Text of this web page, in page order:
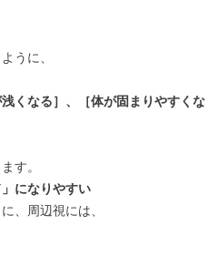
うに、
くなる］、［体が固まりやすくな
す。
になりやすい
、周辺視には、